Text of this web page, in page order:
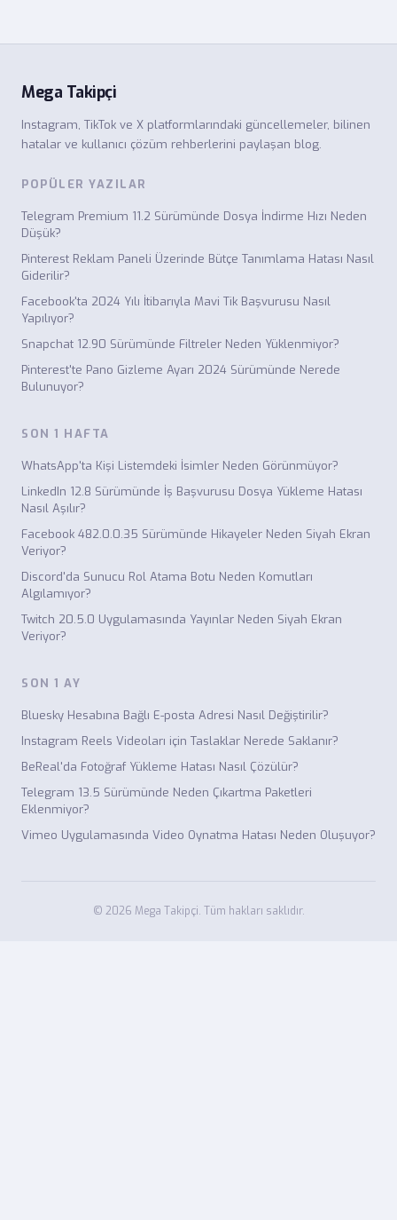
Mega Takipçi
Instagram, TikTok ve X platformlarındaki güncellemeler, bilinen
hatalar ve kullanıcı çözüm rehberlerini paylaşan blog.
POPÜLER YAZILAR
Telegram Premium 11.2 Sürümünde Dosya İndirme Hızı Neden
Düşük?
Pinterest Reklam Paneli Üzerinde Bütçe Tanımlama Hatası Nasıl
Giderilir?
Facebook'ta 2024 Yılı İtibarıyla Mavi Tik Başvurusu Nasıl
Yapılıyor?
Snapchat 12.90 Sürümünde Filtreler Neden Yüklenmiyor?
Pinterest'te Pano Gizleme Ayarı 2024 Sürümünde Nerede
Bulunuyor?
SON 1 HAFTA
WhatsApp'ta Kişi Listemdeki İsimler Neden Görünmüyor?
LinkedIn 12.8 Sürümünde İş Başvurusu Dosya Yükleme Hatası
Nasıl Aşılır?
Facebook 482.0.0.35 Sürümünde Hikayeler Neden Siyah Ekran
Veriyor?
Discord'da Sunucu Rol Atama Botu Neden Komutları
Algılamıyor?
Twitch 20.5.0 Uygulamasında Yayınlar Neden Siyah Ekran
Veriyor?
SON 1 AY
Bluesky Hesabına Bağlı E-posta Adresi Nasıl Değiştirilir?
Instagram Reels Videoları için Taslaklar Nerede Saklanır?
BeReal'da Fotoğraf Yükleme Hatası Nasıl Çözülür?
Telegram 13.5 Sürümünde Neden Çıkartma Paketleri
Eklenmiyor?
Vimeo Uygulamasında Video Oynatma Hatası Neden Oluşuyor?
© 2026 Mega Takipçi. Tüm hakları saklıdır.